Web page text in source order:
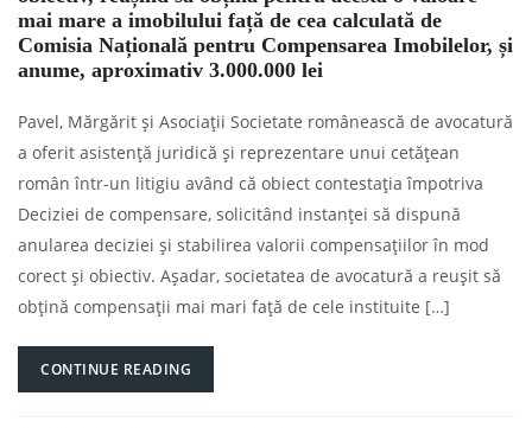
mai mare a imobilului față de cea calculată de
Comisia Națională pentru Compensarea Imobilelor, și
anume, aproximativ 3.000.000 lei
Pavel, Mărgărit și Asociații Societate românească de avocatură
a oferit asistență juridică și reprezentare unui cetățean
român într-un litigiu având că obiect contestația împotriva
Deciziei de compensare, solicitând instanţei să dispună
anularea deciziei şi stabilirea valorii compensaţiilor în mod
corect şi obiectiv. Așadar, societatea de avocatură a reușit să
obțină compensații mai mari față de cele instituite […]
CONTINUE READING